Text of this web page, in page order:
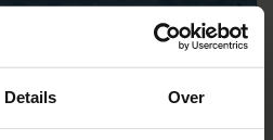
Details Over